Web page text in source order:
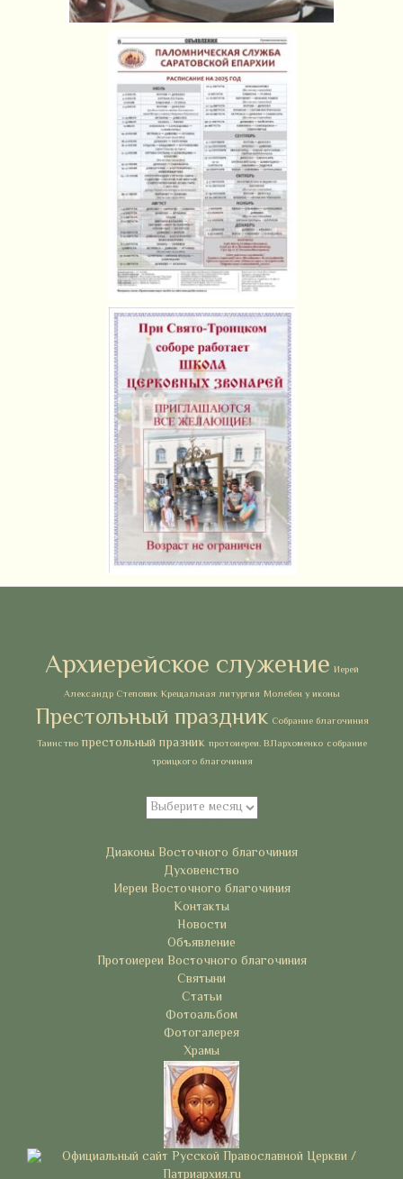
Архиерейское служение Иерей
Александр Степовик Крещальная литургия Молебен у иконы
Престольный праздник Собрание благочиния
Таинство престольный празник протоиереи. В.Пархоменко собрание
троицкого благочиния
Архивы
Диаконы Восточного благочиния
Духовенство
Иереи Восточного благочиния
Контакты
Новости
Объявление
Протоиереи Восточного благочиния
Святыни
Статьи
Фотоальбом
Фотогалерея
Храмы